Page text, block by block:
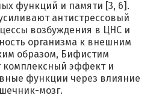
функций и памяти [3, 6].
антистрессовый
возбуждения в ЦНС и
организма к внешним
образом, Бифистим
комплексный эффект и
функции через влияние
мозг.